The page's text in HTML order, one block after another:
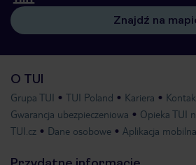
Znajdź na
O TUI
Grupa TUI TUI Poland Kariera
Gwarancja ubezpieczeniowa
Opieka TUI
TUI.cz
Dane osobowe Aplikacja